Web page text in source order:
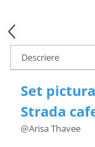
Descriere
Set
Strada
@Arisa Thavee